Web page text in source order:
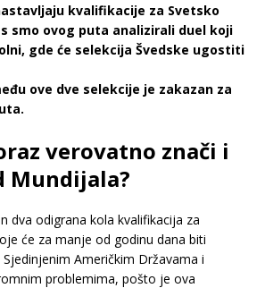
kvalifikacije za Svetsko
smo ovog puta analizirali duel koji
gde će selekcija Švedske ugostiti
ove dve selekcije je zakazan za
verovatno znači i
Mundijala?
dva odigrana kola kvalifikacija za
će za manje od godinu dana biti
Američkim Državama i
problemima, pošto je ova